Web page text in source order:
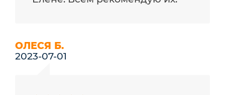
ОЛЕСЯ Б.
2023-07-01